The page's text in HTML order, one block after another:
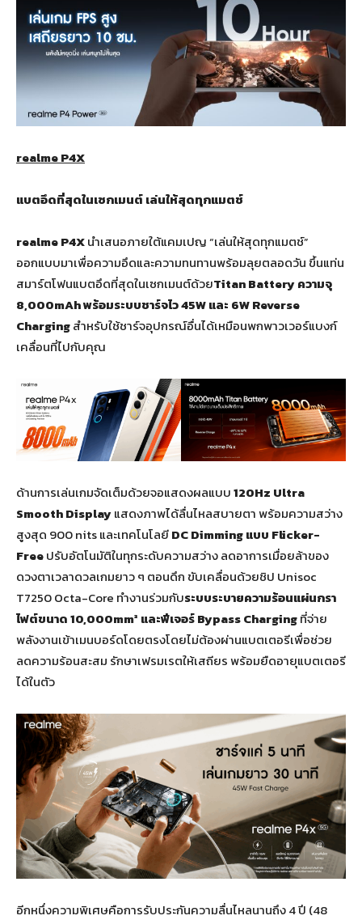
realme P4X
แบตอึดที่สุดในเซกเมนต์ เล่นให้สุดทุกแมตช์
realme P4Xนำเสนอภายใต้แคมเปญ “เล่นให้สุดทุกแมตช์”
ออกแบบมาเพื่อความอึดและความทนทานพร้อมลุยตลอดวัน ขึ้นแท่น
สมาร์ตโฟนแบตอึดที่สุดในเซกเมนต์ด้วยTitan Batteryความจุ
8,000mAhพร้อมระบบชาร์จไว45Wและ 6W Reverse
Chargingสำหรับใช้ชาร์จอุปกรณ์อื่นได้เหมือนพกพาวเวอร์แบงก์
เคลื่อนที่ไปกับคุณ
ด้านการเล่นเกมจัดเต็มด้วยจอแสดงผลแบบ120Hz Ultra
Smooth Displayแสดงภาพได้ลื่นไหลสบายตา พร้อมความสว่าง
สูงสุด 900 nits และเทคโนโลยีDC Dimmingแบบ Flicker-
Freeปรับอัตโนมัติในทุกระดับความสว่าง ลดอาการเมื่อยล้าของ
ดวงตาเวลาดวลเกมยาว ๆ ตอนดึก ขับเคลื่อนด้วยชิป Unisoc
T7250 Octa-Core ทำงานร่วมกับระบบระบายความร้อนแผ่นกรา
ไฟต์ขนาด10,000mm² และฟีเจอร์Bypass Chargingที่จ่าย
พลังงานเข้าเมนบอร์ดโดยตรงโดยไม่ต้องผ่านแบตเตอรีเพื่อช่วย
ลดความร้อนสะสม รักษาเฟรมเรตให้เสถียร พร้อมยืดอายุแบตเตอรี
ได้ในตัว
อีกหนึ่งความพิเศษคือการรับประกันความลื่นไหลนานถึง 4 ปี (48